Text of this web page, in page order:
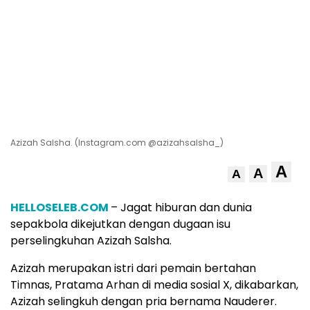
Azizah Salsha. (Instagram.com @azizahsalsha_)
A A A
HELLOSELEB.COM – Jagat hiburan dan dunia
sepakbola dikejutkan dengan dugaan isu
perselingkuhan Azizah Salsha.
Azizah merupakan istri dari pemain bertahan
Timnas, Pratama Arhan di media sosial X, dikabarkan,
Azizah selingkuh dengan pria bernama Nauderer.